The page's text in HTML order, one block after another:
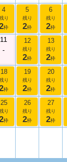
4
り
枠
5
残り
2枠
6
残り
2枠
11
-
12
残り
2枠
13
残り
2枠
18
り
枠
19
残り
2枠
20
残り
2枠
25
り
枠
26
残り
2枠
27
残り
2枠